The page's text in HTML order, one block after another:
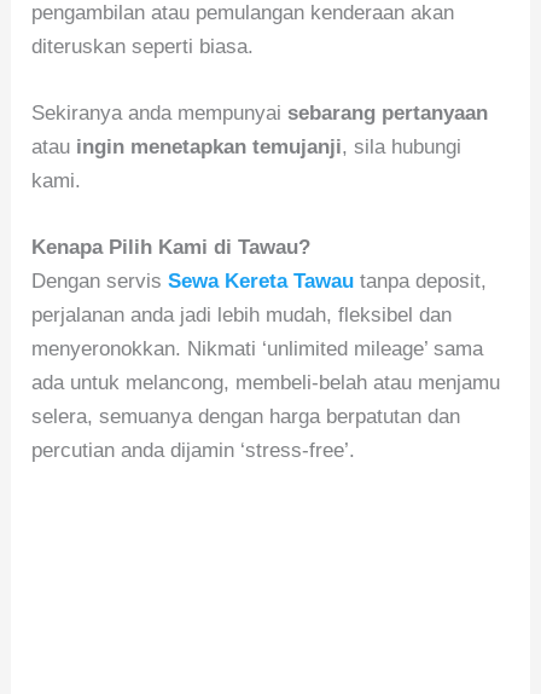
pengambilan atau pemulangan kenderaan akan
diteruskan seperti biasa.
Sekiranya anda mempunyaisebarang pertanyaan
atau ingin menetapkan temujanji, sila hubungi
kami.
Kenapa Pilih Kami di Tawau?
Dengan servisSewa Kereta Tawau tanpa deposit,
perjalanan anda jadi lebih mudah, fleksibel dan
menyeronokkan. Nikmati ‘unlimited mileage’ sama
ada untuk melancong, membeli-belah atau menjamu
selera, semuanya dengan harga berpatutan dan
percutian anda dijamin ‘stress-free’.